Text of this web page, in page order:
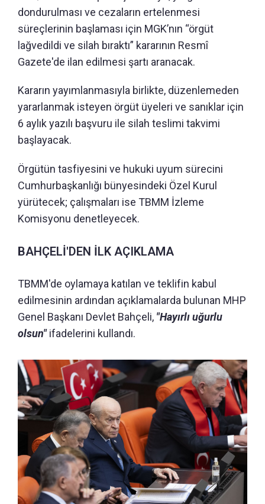
dondurulması ve cezaların ertelenmesi
süreçlerinin başlaması için MGK’nın “örgüt
lağvedildi ve silah bıraktı” kararının Resmî
Gazete'de ilan edilmesi şartı aranacak.
Kararın yayımlanmasıyla birlikte, düzenlemeden
yararlanmak isteyen örgüt üyeleri ve sanıklar için
6 aylık yazılı başvuru ile silah teslimi takvimi
başlayacak.
Örgütün tasfiyesini ve hukuki uyum sürecini
Cumhurbaşkanlığı bünyesindeki Özel Kurul
yürütecek; çalışmaları ise TBMM İzleme
Komisyonu denetleyecek.
BAHÇELİ'DEN İLK AÇIKLAMA
TBMM'de oylamaya katılan ve teklifin kabul
edilmesinin ardından açıklamalarda bulunan MHP
Genel Başkanı Devlet Bahçeli, "Hayırlı uğurlu
olsun"ifadelerini kullandı.